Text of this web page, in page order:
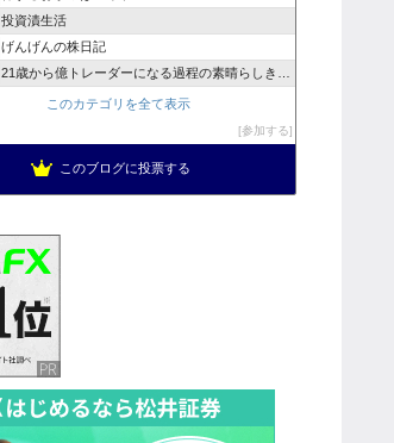
投資漬生活
げんげんの株日記
21歳から億トレーダーになる過程の素晴らしき日々
このカテゴリを全て表示
参加する
このブログに投票する